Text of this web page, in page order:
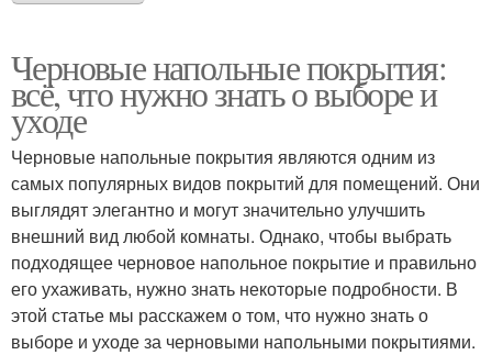
Черновые напольные покрытия:
всё, что нужно знать о выборе и
уходе
Черновые напольные покрытия являются одним из
самых популярных видов покрытий для помещений. Они
выглядят элегантно и могут значительно улучшить
внешний вид любой комнаты. Однако, чтобы выбрать
подходящее черновое напольное покрытие и правильно
его ухаживать, нужно знать некоторые подробности. В
этой статье мы расскажем о том, что нужно знать о
выборе и уходе за черновыми напольными покрытиями.